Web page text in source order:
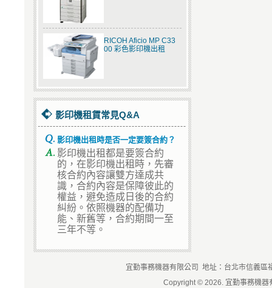
RICOH Aficio MP C33
00 彩色影印機出租
影印機租賃常見Q&A
影印機出租時是否一定要簽合約？
影印機出租都是要簽合約
的，在影印機出租時，先審
核合約內容讓雙方達成共
識，合約內容是保障彼此的
權益，避免造成日後的合約
糾紛。依照機器的配備功
能、新舊等，合約期間一至
三年不等。
宜勤事務機器有限公司 地址：台北市信義
Copyright © 2026. 宜勤事務機